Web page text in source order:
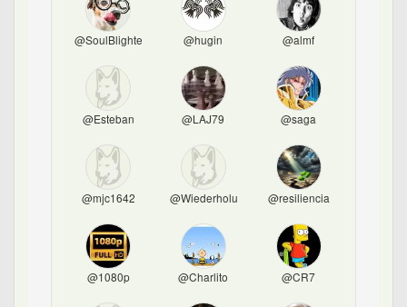
@SoulBlighter @hugin @almf
@Esteban @LAJ79 @saga
@mjc1642 @Wiederholung @resiliencia
@1080p @Charlito @CR7